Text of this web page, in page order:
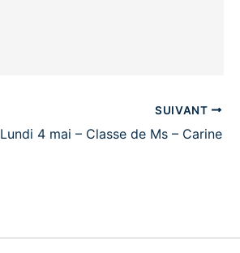
SUIVANT
Lundi 4 mai – Classe de Ms – Carine